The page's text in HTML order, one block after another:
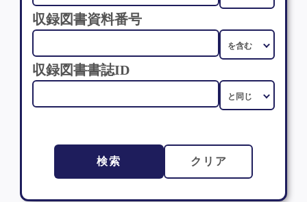
収録図書資料番号
収録図書書誌ID
検索 クリア